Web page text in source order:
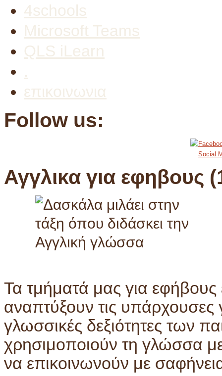
4schools
Microsoft Teams
QLS iLearn
.
επικοινωνια
Follow us:
Social
Αγγλικα για εφηβους
Τα τμήματά μας για εφήβους
αναπτύξουν τις υπάρχουσες
γλωσσικές δεξιότητες των
χρησιμοποιούν τη γλώσσα
να επικοινωνούν με